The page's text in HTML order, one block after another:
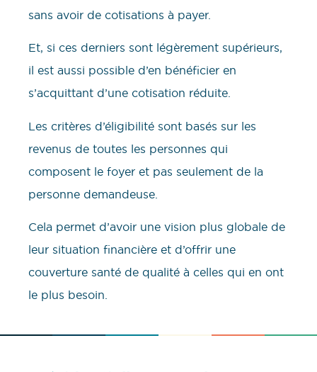
sans avoir de cotisations à payer.
Et, si ces derniers sont légèrement supérieurs,
il est aussi possible d’en bénéficier en
s’acquittant d’une cotisation réduite.
Les critères d’éligibilité sont basés sur les
revenus de toutes les personnes qui
composent le foyer et pas seulement de la
personne demandeuse.
Cela permet d’avoir une vision plus globale de
leur situation financière et d’offrir une
couverture santé de qualité à celles qui en ont
le plus besoin.